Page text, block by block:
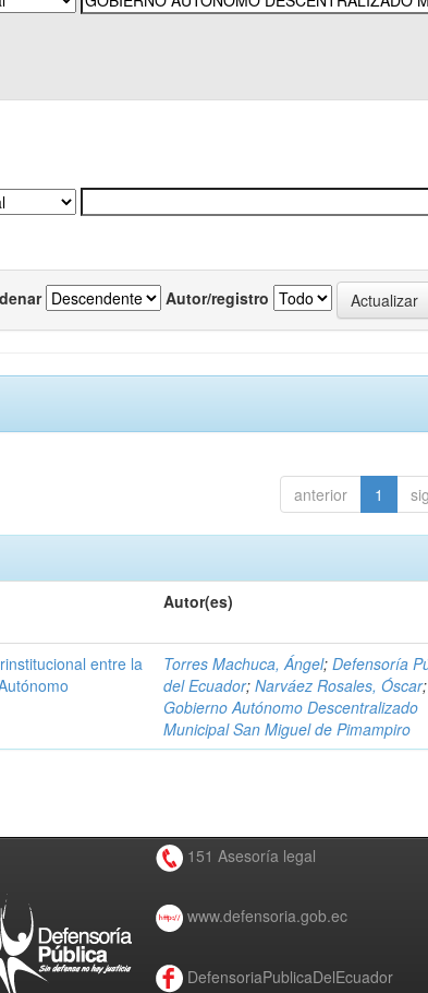
Autor/registro
anterior 1
Autor(es)
entre la
Torres Machuca, Ángel;Defensoría
del Ecuador;Narváez Rosales, Óscar;
Gobierno Autónomo Descentralizado
Municipal San Miguel de Pimampiro
151 Asesoría legal
www.defensoria.gob.ec
DefensoriaPublicaDelEcuador